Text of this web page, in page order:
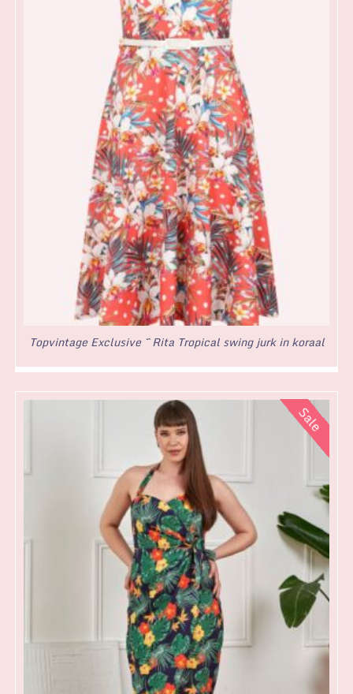
Topvintage Exclusive ~ Rita Tropical swing jurk in koraal